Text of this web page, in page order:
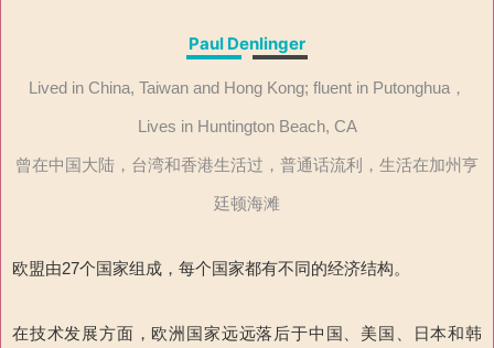
Paul Denlinger
Lived in China, Taiwan and Hong Kong; fluent in Putonghua，
Lives in Huntington Beach, CA
曾在中国大陆，台湾和香港生活过，普通话流利，生活在加州亨
廷顿海滩
欧盟由27个国家组成，每个国家都有不同的经济结构。
在技术发展方面，欧洲国家远远落后于中国、美国、日本和韩